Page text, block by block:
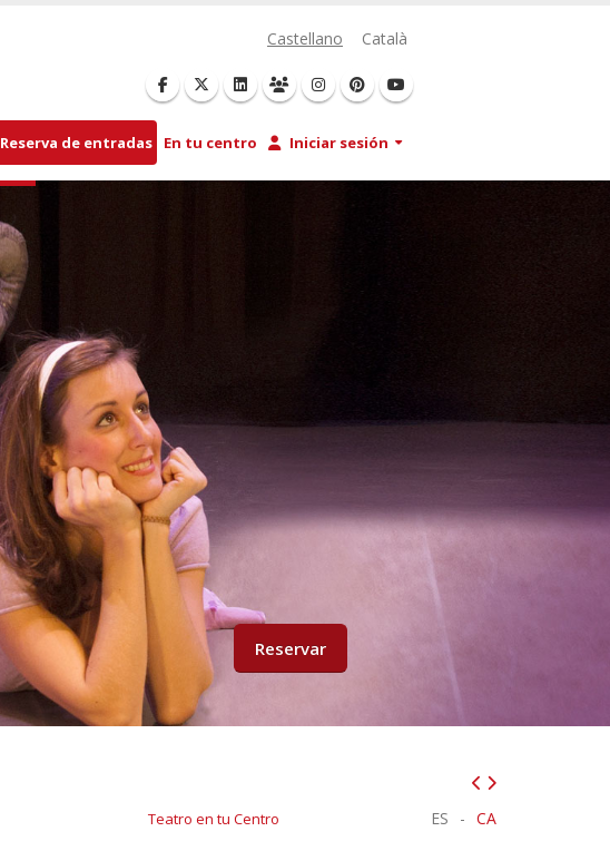
Castellano Català
Reserva de entradas En tu centro Iniciar sesión
Reservar
Teatro en tu Centro CA
-
ES